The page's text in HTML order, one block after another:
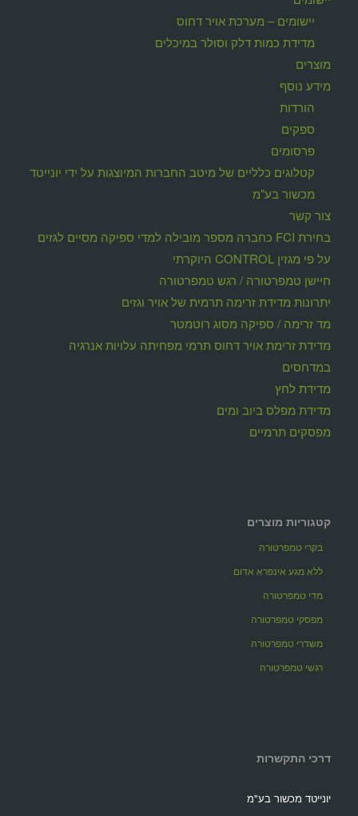
יישומים – מערכת אויר דחוס
מדידת כמות דלק וסולר במיכלים
מוצרים
מידע נוסף
הורדות
ספקים
פרסומים
קטלוגים כלליים של מיטב החברות המיוצגות על ידי יונייטד
מכשור בע"מ
צור קשר
בחירת FCI כחברה מספר מובילה למדי ספיקה מסיים לגזים
על פי מגזין CONTROL היוקרתי
חיישן טמפרטורה / רגש טמפרטורה
יתרונות מדידת זרימה תרמית של אויר וגזים
מד זרימה / ספיקה מסוג רוטמטר
מדידת זרימת אויר דחוס תרמי מפחיתה עלויות אנרגיה
במדחסים
מדידת לחץ
מדידת מפלס ביוב ומים
מפסקים תרמיים
קטגוריות מוצרים
בקרי טמפרטורה
ללא מגע אינפרא אדום
מדי טמפרטורה
מפסקי טמפרטורה
משדרי טמפרטורה
רגשי טמפרטורה
דרכי התקשרות
יונייטד מכשור בע"מ